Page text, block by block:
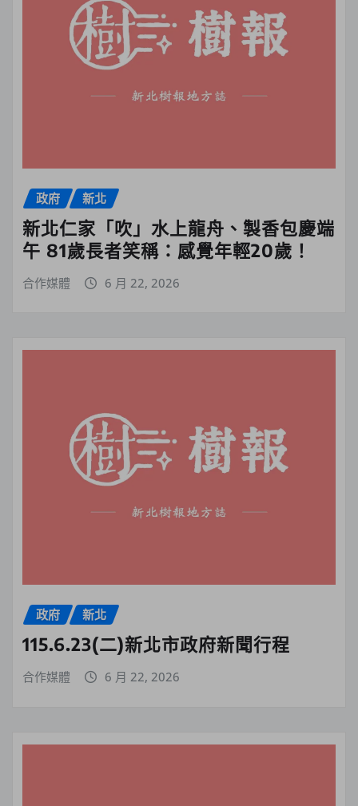
政府 新北
新北仁家「吹」水上龍舟、製香包慶端
午 81歲長者笑稱：感覺年輕20歲！
合作媒體 6 月 22, 2026
政府 新北
115.6.23(二)新北市政府新聞行程
合作媒體 6 月 22, 2026